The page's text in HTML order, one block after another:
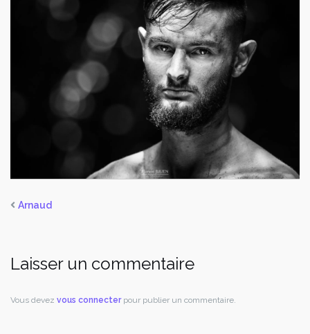
Arnaud
Laisser un commentaire
Vous devez vous connecterpour publier un commentaire.